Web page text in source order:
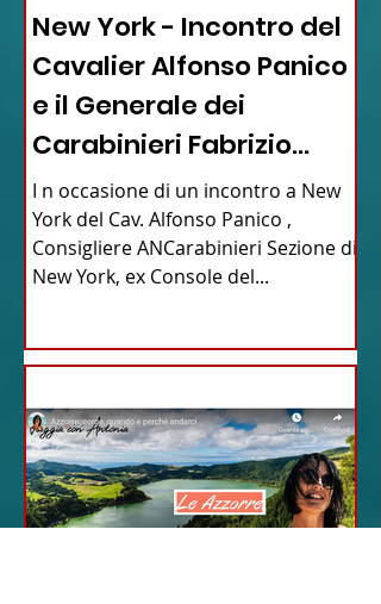
New York - Incontro del
Cavalier Alfonso Panico
e il Generale dei
Carabinieri Fabrizio
Parrulli
I n occasione di un incontro a New
York del Cav. Alfonso Panico ,
Consigliere ANCarabinieri Sezione di
New York, ex Console del...